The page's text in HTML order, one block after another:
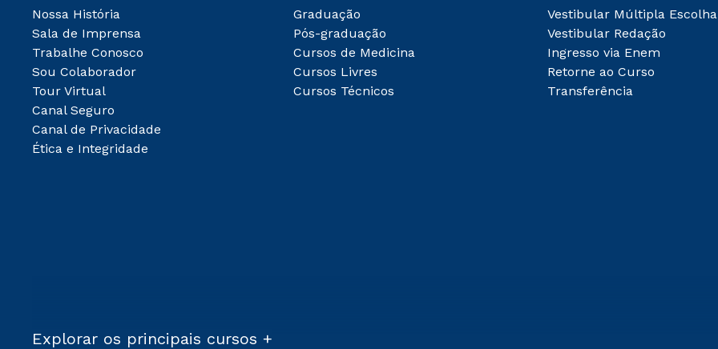
Nossa História
Sala de Imprensa
Trabalhe Conosco
Sou Colaborador
Tour Virtual
Canal Seguro
Canal de Privacidade
Ética e Integridade
Graduação
Pós-graduação
Cursos de Medicina
Cursos Livres
Cursos Técnicos
Vestibular Múltipla Escolha
Vestibular Redação
Ingresso via Enem
Retorne ao Curso
Transferência
Explorar os principais cursos +